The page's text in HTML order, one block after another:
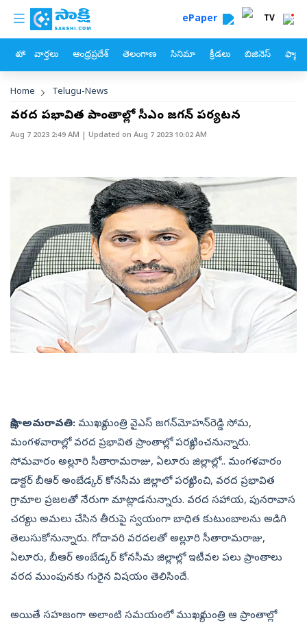
Skip to main content
custom menu ePaper TV
హోం వార్తలు ఆంధ్రప్రదేశ్ తెలంగాణ సినిమా క్రీడలు బిజినెస్
Breadcrumb
Home Telugu-News
వరద ప్రభావిత ప్రాంతాల్లో సీఎం జగన్‌ పర్యటన
Aug 7 2023 2:49 AM | Updated on Aug 7 2023 10:02 AM
సాక్షి, అమరావతి: ముఖ్యమంత్రి వైఎస్‌ జగన్‌మోహన్‌రెడ్డి సోమ,
మంగళవారాల్లో వరద ప్రభావిత ప్రాంతాల్లో పర్యటించనున్నారు.
సోమవారం అల్లూరి సీతారామరాజు, ఏలూరు జిల్లాల్లో.. మంగళవారం
డాక్టర్‌ బీఆర్‌ అంబేడ్కర్‌ కోనసీమ జిల్లాలో పర్యటించి, వరద ప్రభావిత
గ్రామాల ప్రజలతో నేరుగా మాట్లాడనున్నారు. వరద సహాయ, పునరావాస
చర్యలు అమలు చేసిన తీరుపై స్వయంగా బాధిత కుటుంబాలను అడిగి
తెలుసుకోనున్నారు. గోదావరి వరదలతో అల్లూరి సీతారామరాజు,
ఏలూరు, బీఆర్‌ అంబేడ్కర్‌ కోనసీమ జిల్లాల్లో ఇటీవల పలు ప్రాంతాలు
వరద ముంపునకు గురైన విషయం తెలిసిందే.
అయితే సహజంగా అలాంటి సమయంలో ముఖ్యమంత్రి ఆ ప్రాంతాల్లో